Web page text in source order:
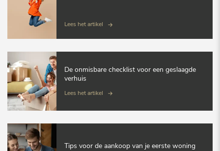
Lees het artikel
De onmisbare checklist voor een geslaagde
verhuis
Lees het artikel
Tips voor de aankoop van je eerste woning